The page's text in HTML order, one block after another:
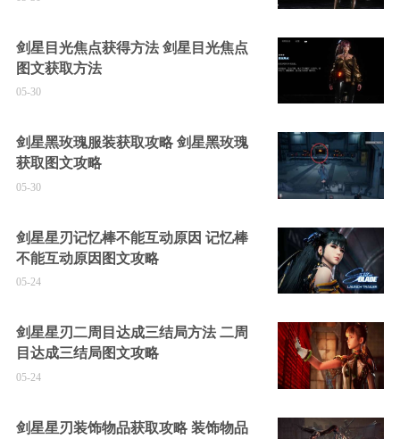
剑星目光焦点获得方法 剑星目光焦点
图文获取方法
05-30
剑星黑玫瑰服装获取攻略 剑星黑玫瑰
获取图文攻略
05-30
剑星星刃记忆棒不能互动原因 记忆棒
不能互动原因图文攻略
05-24
剑星星刃二周目达成三结局方法 二周
目达成三结局图文攻略
05-24
剑星星刃装饰物品获取攻略 装饰物品